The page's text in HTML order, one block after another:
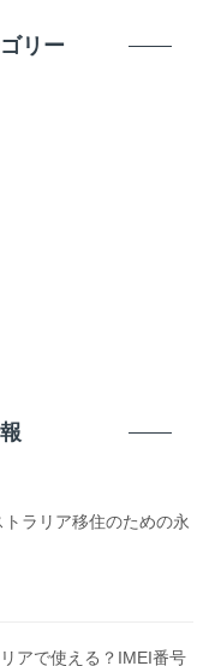
リー
トラリア移住のための永
アで使える？IMEI番号